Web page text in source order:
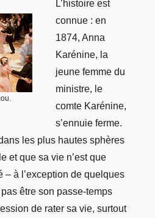
L’histoire est
connue : en
1874, Anna
Karénine, la
jeune femme du
ministre, le
comte Karénine,
s’ennuie ferme.
les plus hautes sphères
et que sa vie n’est que
– à l’exception de quelques
être son passe-temps
de rater sa vie, surtout